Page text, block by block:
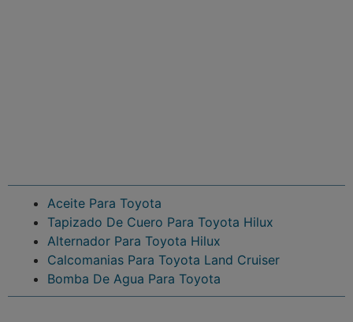
Aceite Para Toyota
Tapizado De Cuero Para Toyota Hilux
Alternador Para Toyota Hilux
Calcomanias Para Toyota Land Cruiser
Bomba De Agua Para Toyota